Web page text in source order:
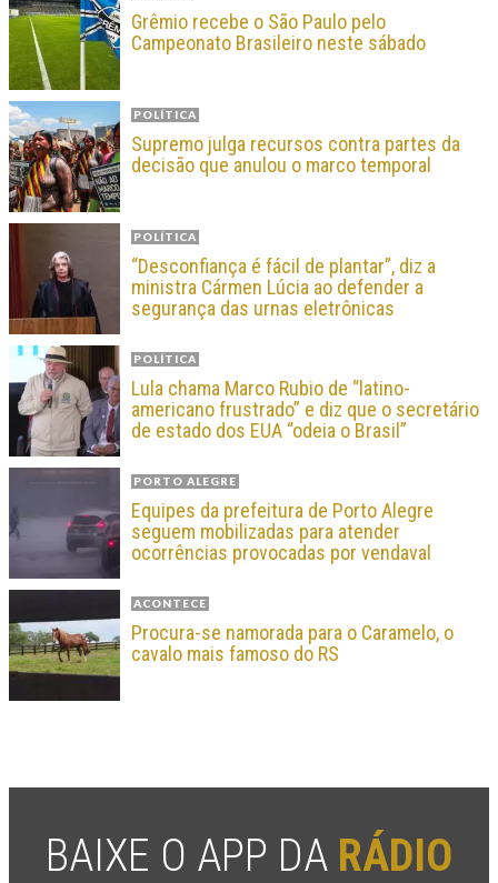
Grêmio recebe o São Paulo pelo
Campeonato Brasileiro neste sábado
POLÍTICA
Supremo julga recursos contra partes da
decisão que anulou o marco temporal
POLÍTICA
“Desconfiança é fácil de plantar”, diz a
ministra Cármen Lúcia ao defender a
segurança das urnas eletrônicas
POLÍTICA
Lula chama Marco Rubio de “latino-
americano frustrado” e diz que o secretário
de estado dos EUA “odeia o Brasil”
PORTO ALEGRE
Equipes da prefeitura de Porto Alegre
seguem mobilizadas para atender
ocorrências provocadas por vendaval
ACONTECE
Procura-se namorada para o Caramelo, o
cavalo mais famoso do RS
BAIXE O APP DA RÁDIO